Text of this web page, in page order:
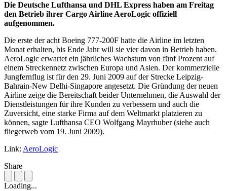
Die Deutsche Lufthansa und DHL Express haben am Freitag
den Betrieb ihrer Cargo Airline AeroLogic offiziell
aufgenommen.
Die erste der acht Boeing 777-200F hatte die Airline im letzten
Monat erhalten, bis Ende Jahr will sie vier davon in Betrieb haben.
AeroLogic erwartet ein jährliches Wachstum von fünf Prozent auf
einem Streckennetz zwischen Europa und Asien. Der kommerzielle
Jungfernflug ist für den 29. Juni 2009 auf der Strecke Leipzig-
Bahrain-New Delhi-Singapore angesetzt. Die Gründung der neuen
Airline zeige die Bereitschaft beider Unternehmen, die Auswahl der
Dienstleistungen für ihre Kunden zu verbessern und auch die
Zuversicht, eine starke Firma auf dem Weltmarkt platzieren zu
können, sagte Lufthansa CEO Wolfgang Mayrhuber (siehe auch
fliegerweb vom 19. Juni 2009).
Link: AeroLogic
Share
Loading...